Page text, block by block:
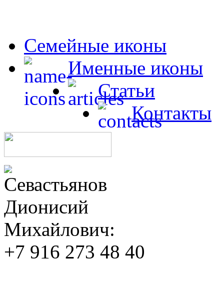
Семейные иконы
Именные иконы
Статьи
Контакты
Севастьянов
Дионисий
Михайлович:
+7 916 273 48 40